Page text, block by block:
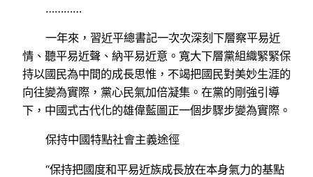
…………
一年來，習近平總書記一次次深刻下層察平易近
情、聽平易近聲、納平易近意。寬大下層黨組織緊緊保
持以國民為中間的成長思惟，不竭把國民對美妙生涯的
向往變為實際，黨心民氣加倍凝集。在黨的剛強引導
下，中國式古代化的雄偉藍圖正一個步驟步變為實際。
保持中國特點社會主義途徑
“保持把國度和平易近族成長放在本身氣力的基點